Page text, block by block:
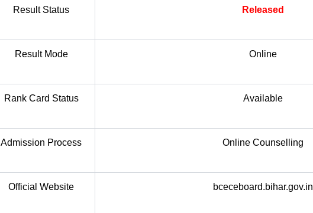
Result Status Released
Result Mode Online
Rank Card Status Available
Admission Process Online Counselling
Official Website bceceboard.bihar.gov.in